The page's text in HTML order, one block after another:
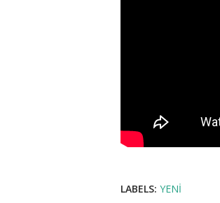
LABELS: YENI